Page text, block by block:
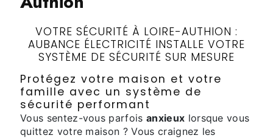
VOTRE SÉCURITÉ À LOIRE-AUTHION :
AUBANCE ÉLECTRICITÉ INSTALLE VOTRE
SYSTÈME DE SÉCURITÉ SUR MESURE
Protégez votre maison et votre
famille avec un système de
sécurité performant
Vous sentez-vous parfois anxieux lorsque vous
quittez votre maison ? Vous craignez les